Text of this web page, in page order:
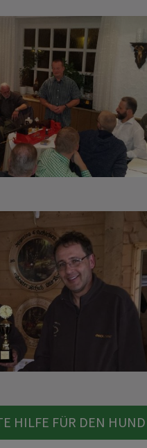
HILFE FÜR DEN HUND